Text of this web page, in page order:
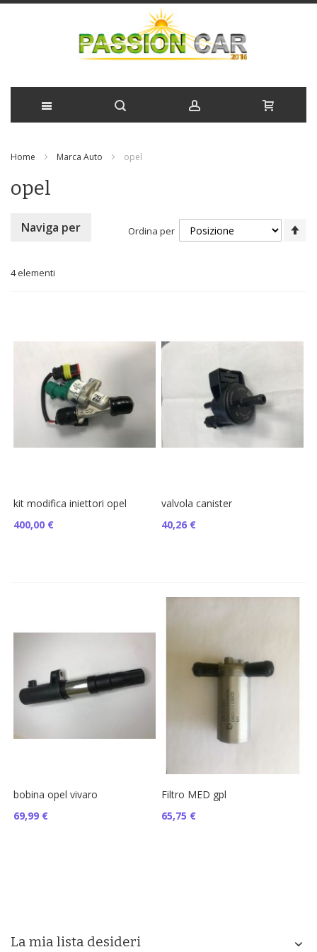
contenuto
Home Marca Auto opel
opel
4elementi
Ordina per
kit modifica iniettori opel
400,00 €
valvola canister
40,26 €
bobina opel vivaro
69,99 €
Filtro MED gpl
65,75 €
Naviga per
La mia lista desideri